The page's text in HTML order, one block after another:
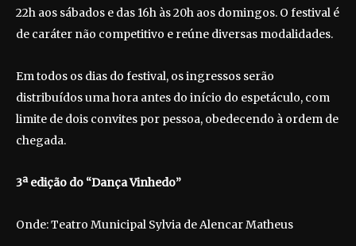
22h aos sábados e das 16h às 20h aos domingos. O festival é
de caráter não competitivo e reúne diversas modalidades.
Em todos os dias do festival, os ingressos serão
distribuídos uma hora antes do início do espetáculo, com
limite de dois convites por pessoa, obedecendo à ordem de
chegada.
3ª edição do “Dança Vinhedo”
Onde: Teatro Municipal Sylvia de Alencar Matheus